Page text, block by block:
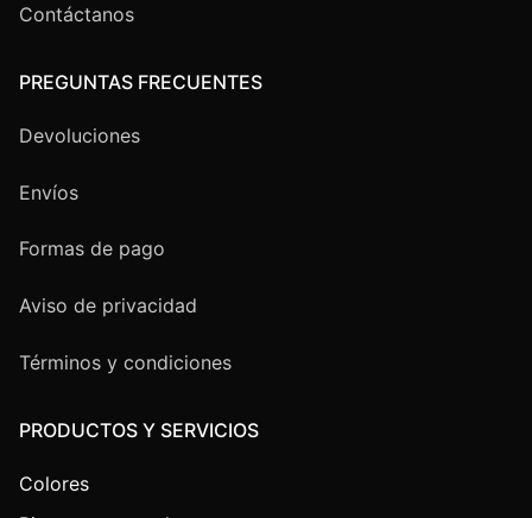
Contáctanos
PREGUNTAS FRECUENTES
Devoluciones
Envíos
Formas de pago
Aviso de privacidad
Términos y condiciones
PRODUCTOS Y SERVICIOS
Colores